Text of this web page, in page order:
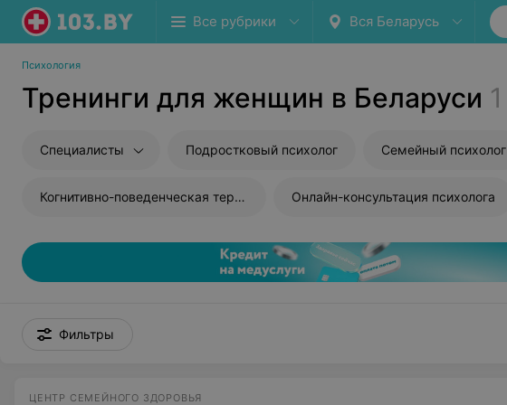
Все рубрики Вся Беларусь
Психология
Тренинги для женщин в Беларуси 1
Специалисты Подростковый психолог Семейный психолог
Когнитивно-поведенческая терапия Онлайн-консультация психолога
Фильтры
ЦЕНТР СЕМЕЙНОГО ЗДОРОВЬЯ